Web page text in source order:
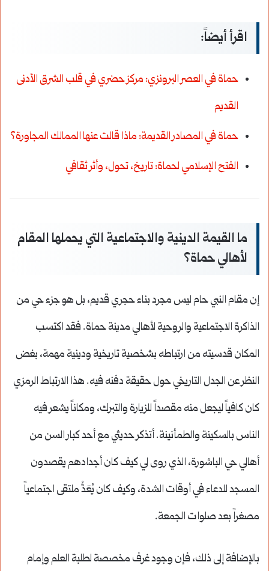
اقرأ أيضاً:
حماة في العصر البرونزي: مركز حضري في قلب الشرق الأدنى
القديم
حماة في المصادر القديمة: ماذا قالت عنها الممالك المجاورة؟
الفتح الإسلامي لحماة: تاريخ، تحول، وأثر ثقافي
ما القيمة الدينية والاجتماعية التي يحملها المقام
لأهالي حماة؟
إن مقام النبي حام ليس مجرد بناء حجري قديم، بل هو جزء حي من
الذاكرة الاجتماعية والروحية لأهالي مدينة حماة. فقد اكتسب
المكان قدسيته من ارتباطه بشخصية تاريخية ودينية مهمة، بغض
النظر عن الجدل التاريخي حول حقيقة دفنه فيه. هذا الارتباط الرمزي
كان كافياً ليجعل منه مقصداً للزيارة والتبرك، ومكاناً يشعر فيه
الناس بالسكينة والطمأنينة. أتذكر حديثي مع أحد كبار السن من
أهالي حي الباشورة، الذي روى لي كيف كان أجدادهم يقصدون
المسجد للدعاء في أوقات الشدة، وكيف كان يُعَدُّ ملتقى اجتماعياً
مصغراً بعد صلوات الجمعة.
بالإضافة إلى ذلك، فإن وجود غرف مخصصة لطلبة العلم وإمام